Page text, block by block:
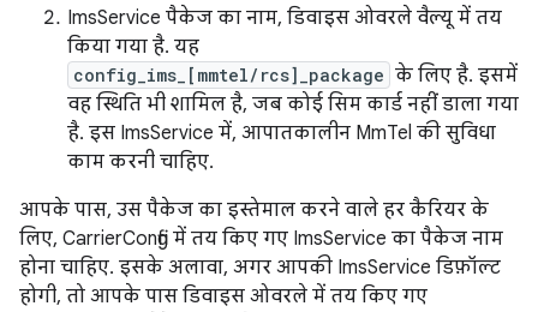
ImsService पैकेज का नाम, डिवाइस ओवरले वैल्यू में तय
किया गया है. यह
config_ims_[mmtel/rcs]_package के लिए है. इसमें
वह स्थिति भी शामिल है, जब कोई सिम कार्ड नहीं डाला गया
है. इस ImsService में, आपातकालीन MmTel की सुविधा
काम करनी चाहिए.
आपके पास, उस पैकेज का इस्तेमाल करने वाले हर कैरियर के
लिए, CarrierConfig में तय किए गए ImsService का पैकेज नाम
होना चाहिए. इसके अलावा, अगर आपकी ImsService डिफ़ॉल्ट
होगी, तो आपके पास डिवाइस ओवरले में तय किए गए